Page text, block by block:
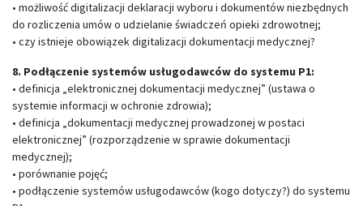
• możliwość digitalizacji deklaracji wyboru i dokumentów niezbędnych
do rozliczenia umów o udzielanie świadczeń opieki zdrowotnej;
• czy istnieje obowiązek digitalizacji dokumentacji medycznej?
8. Podłączenie systemów usługodawców do systemu P1:
• definicja „elektronicznej dokumentacji medycznej” (ustawa o
systemie informacji w ochronie zdrowia);
• definicja „dokumentacji medycznej prowadzonej w postaci
elektronicznej” (rozporządzenie w sprawie dokumentacji
medycznej);
• porównanie pojęć;
• podłączenie systemów usługodawców (kogo dotyczy?) do systemu